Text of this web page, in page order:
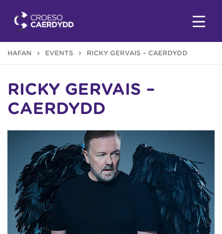
HAFAN EVENTS RICKY GERVAIS – CAERDYDD
RICKY GERVAIS –
CAERDYDD